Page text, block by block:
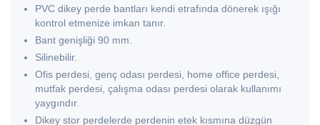
PVC dikey perde bantları kendi etrafında dönerek ışığı
kontrol etmenize imkan tanır.
Bant genişliği 90 mm.
Silinebilir.
Ofis perdesi, genç odası perdesi, home office perdesi,
mutfak perdesi, çalışma odası perdesi olarak kullanımı
yaygındır.
Dikey stor perdelerde perdenin etek kısmına düzgün